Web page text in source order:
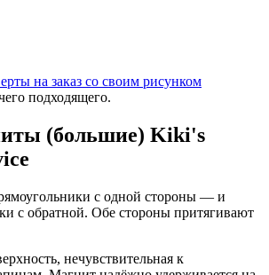
на заказ со своим рисунком
подходящего.
(большие) Kiki's
с одной стороны — и
с обратной. Обе стороны притягивают
нечувствительная к